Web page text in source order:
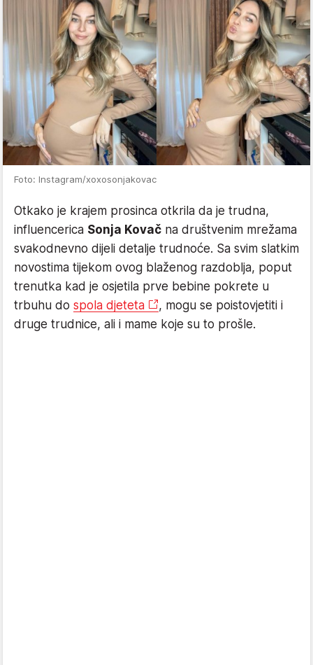
Foto: Instagram/xoxosonjakovac
Otkako je krajem prosinca otkrila da je trudna,
influencerica Sonja Kovač na društvenim mrežama
svakodnevno dijeli detalje trudnoće. Sa svim slatkim
novostima tijekom ovog blaženog razdoblja, poput
trenutka kad je osjetila prve bebine pokrete u
trbuhu do spola djeteta
, mogu se poistovjetiti i
druge trudnice, ali i mame koje su to prošle.